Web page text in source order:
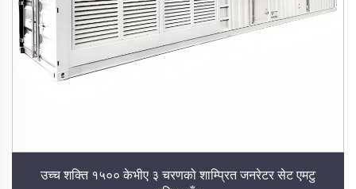
उच्च शक्ति १५०० केभीए ३ चरणको शाम्प्रित जनरेटर सेट एमटु